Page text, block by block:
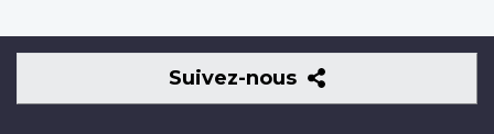
Suivez-nous
Suivez-
nous